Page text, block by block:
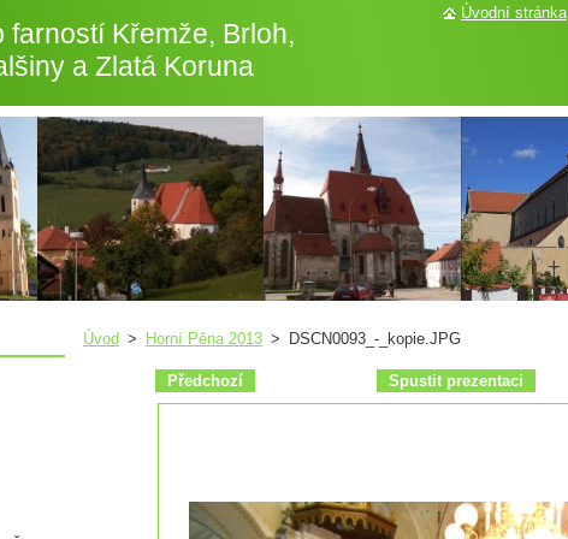
farností Křemže, Brloh,
a Zlatá Koruna
Úvod > Horní Pěna 2013 > DSCN0093_-_kopie.JPG
Předchozí Spustit prezentaci
Úvodní stránka